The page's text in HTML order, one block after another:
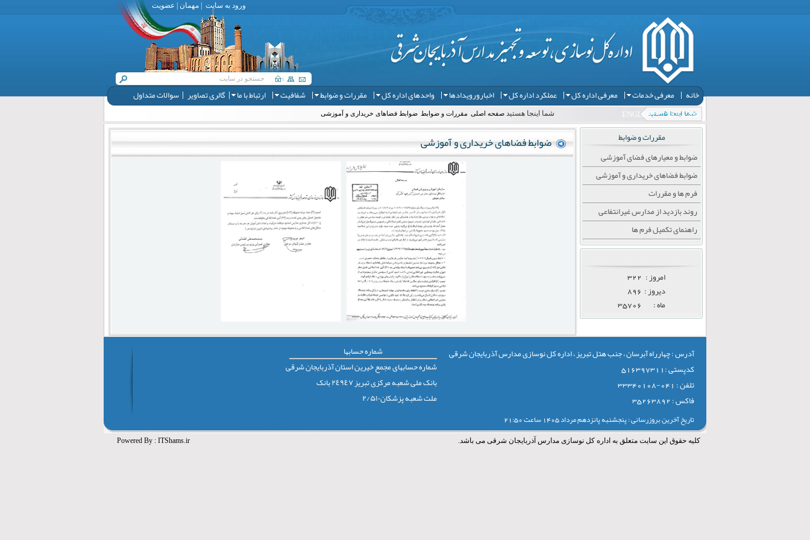
ورود به سایت مهمان عضویت
خانه معرفی خدمات معرفی اداره کل عملکرد اداره کل اخبارورویدادها واحدهای اداره کل مقررات و ضوابط شفافیت ارتباط با ما گالری تصاویر سوالات متداول
نقشه سایت ENGLISH شما اینجا هستید صفحه اصلی مقررات و ضوابط ضوابط فضاهای خریداری و آموزشی
مقررات و ضوابط
ضوابط و معیارهای فضای آموزشی
ضوابط فضاهای خریداری و آموزشی
فرم ها و مقررات
روند بازدید از مدارس غیرانتفاعی
راهنمای تکمیل فرم ها
امروز : 322
ديروز : 896
ماه :
35706
ضوابط فضاهای خریداری و آموزشی
آدرس : چهارراه آبرسان ، جنب هتل تبریز ، اداره کل نوسازی مدارس آذربایجان شرقی
کدپستی :516397311
تلفن : 041-33340108
فاکس : 35263892
شماره حسابها
شماره حسابهای مجمع خيرين استان آذربايجان شرقی
بانک ملی شعبه مرکزی تبريز ٢٤٩٤٧ بانک
ملت شعبه پزشکان٢/۵١۰
تاریخ آخرین بروزرسانی : پنجشنبه پانزدهم مرداد 1405 ساعت 21:50
کلیه حقوق این سایت متعلق به اداره کل نوسازی مدارس آذربایجان شرقی می باشد. Powered By : ITShams.ir